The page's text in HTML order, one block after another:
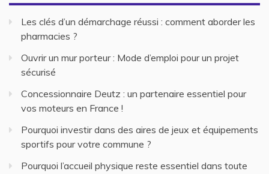
Les clés d’un démarchage réussi : comment aborder les
pharmacies ?
Ouvrir un mur porteur : Mode d’emploi pour un projet
sécurisé
Concessionnaire Deutz : un partenaire essentiel pour
vos moteurs en France !
Pourquoi investir dans des aires de jeux et équipements
sportifs pour votre commune ?
Pourquoi l’accueil physique reste essentiel dans toute